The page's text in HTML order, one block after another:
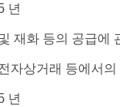
년
재화 등의 공급에
자상거래 등에서
년